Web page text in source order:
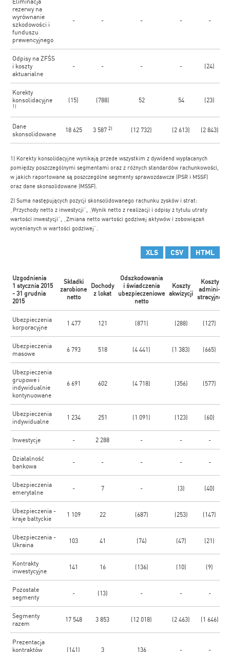
rezerwy na
wyrównanie
szkodowości i
funduszu
prewencyjnego
- - - - -
Odpisy na ZFŚS
i koszty
aktuarialne
- - - - (24)
Korekty
konsolidacyjne
1)
(15) (788) 52 54 (23)
Dane
skonsolidowane
18 625 3 587 2) (12 732) (2 613) (2 843)
1) Korekty konsolidacyjne wynikają przede wszystkim z dywidend wypłacanych
pomiędzy poszczególnymi segmentami oraz z różnych standardów rachunkowości,
w jakich raportowane są poszczególne segmenty sprawozdawcze (PSR i MSSF)
oraz dane skonsolidowane (MSSF).
2) Suma następujących pozycji skonsolidowanego rachunku zysków i strat:
„Przychody netto z inwestycji”, „Wynik netto z realizacji i odpisy z tytułu utraty
wartości inwestycji”, „Zmiana netto wartości godziwej aktywów i zobowiązań
wycenianych w wartości godziwej”.
XLS CSV HTML
Uzgodnienia
1 stycznia 2015
- 31 grudnia
2015
Składki
zarobione
netto
Dochody
z lokat
Odszkodowania
i świadczenia
ubezpieczeniowe
netto
Koszty
akwizycji
Koszty
admini-
stracyjne
Ubezpieczenia
korporacyjne
1 477 121 (871) (288) (127)
Ubezpieczenia
masowe
6 793 518 (4 441) (1 383) (665)
Ubezpieczenia
grupowe i
indywidualnie
kontynuowane
6 691 602 (4 718) (356) (577)
Ubezpieczenia
indywidualne
1 234 251 (1 091) (123) (60)
Inwestycje - 2 288 - - -
Działalność
bankowa
- - - - -
Ubezpieczenia
emerytalne
- 7 - (3) (40)
Ubezpieczenia -
kraje bałtyckie
1 109 22 (687) (253) (147)
Ubezpieczenia -
Ukraina
103 41 (74) (47) (21)
Kontrakty
inwestycyjne
141 16 (136) (10) (9)
Pozostałe
segmenty
- (13) - - -
Segmenty
razem
17 548 3 853 (12 018) (2 463) (1 646)
Prezentacja
kontraktów
(141) 3 136 - -